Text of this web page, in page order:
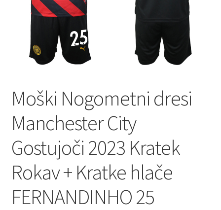
Moški Nogometni dresi
Manchester City
Gostujoči 2023 Kratek
Rokav + Kratke hlače
FERNANDINHO 25